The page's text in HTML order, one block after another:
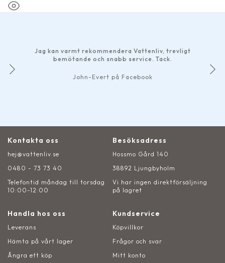
Jag kan varmt rekommendera Vattenliv, trevligt
bemötande och snabb service. Tack.
John-Evert på Facebook
Kontakta oss
hej@vattenliv.se
0480 - 73 73 40
Telefontid måndag till torsdag
10:00-12:00
Besöksadress
Hossmo Gård 140
38892 Ljungbyholm
Vi har ingen direktförsäljning
på lagret
Handla hos oss
Leverans
Hämta på vårt lager
Ångra ett köp
Kundservice
Köpvillkor
Frågor och svar
Mitt konto